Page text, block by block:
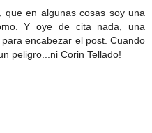
que en algunas cosas soy una
Y oye de cita nada, una
encabezar el post. Cuando
peligro...ni Corin Tellado!